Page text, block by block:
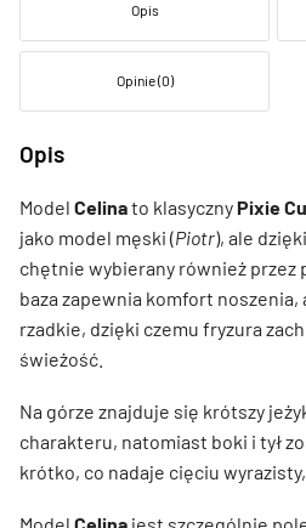
Opis
Opinie (0)
Opis
Model Celinato klasycznyPixie
jako model męski (Piotr), ale
chętnie wybierany również przez
baza zapewnia komfort noszenia,
rzadkie, dzięki czemu fryzura
świeżość.
Na górze znajduje się krótszy
charakteru, natomiast boki i tył
krótko, co nadaje cięciu